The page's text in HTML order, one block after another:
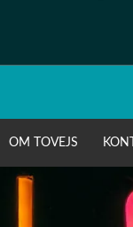
OM TOVEJS